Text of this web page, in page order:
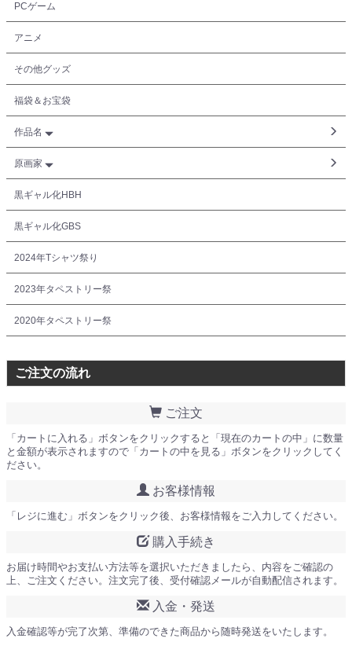
PCゲーム
アニメ
その他グッズ
福袋＆お宝袋
作品名
原画家
黒ギャル化HBH
黒ギャル化GBS
2024年Tシャツ祭り
2023年タペストリー祭
2020年タペストリー祭
ご注文の流れ
ご注文
「カートに入れる」ボタンをクリックすると「現在のカートの中」に数量
と金額が表示されますので「カートの中を見る」ボタンをクリックしてく
ださい。
お客様情報
「レジに進む」ボタンをクリック後、お客様情報をご入力してください。
購入手続き
お届け時間やお支払い方法等を選択いただきましたら、内容をご確認の
上、ご注文ください。注文完了後、受付確認メールが自動配信されます。
入金・発送
入金確認等が完了次第、準備のできた商品から随時発送をいたします。